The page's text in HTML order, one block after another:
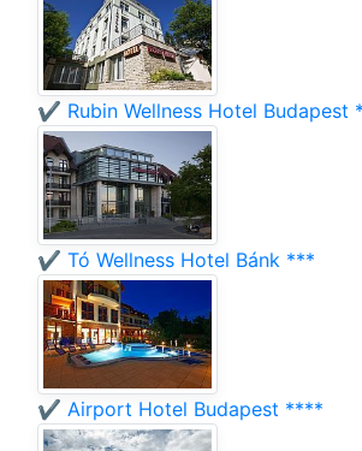
✔️ Rubin Wellness Hotel Budapest
✔️ Tó Wellness Hotel Bánk ***
✔️ Airport Hotel Budapest ****